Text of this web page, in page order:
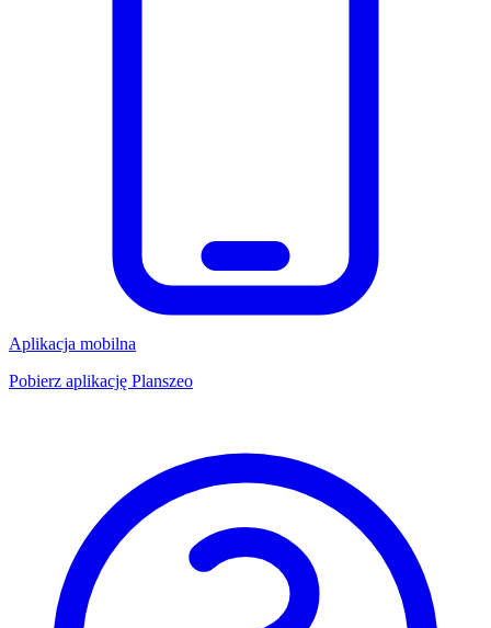
Aplikacja mobilna
Pobierz aplikację Planszeo